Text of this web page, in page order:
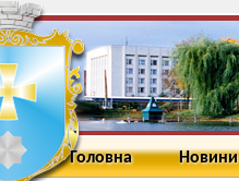
Головна Новини